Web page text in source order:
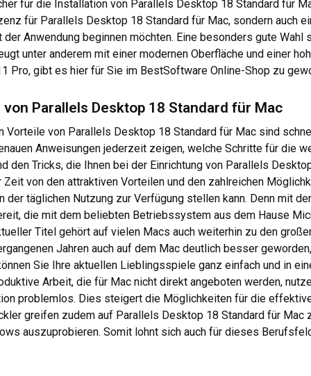
für die Installation von Parallels Desktop 18 Standard für
für Parallels Desktop 18 Standard für Mac, sondern auch
Anwendung beginnen möchten. Eine besonders gute
unter anderem mit einer modernen Oberfläche und einer
Pro, gibt es hier für Sie im BestSoftware Online-Shop zu
Parallels Desktop 18 Standard für Mac
Vorteile von Parallels Desktop 18 Standard für Mac sind
Anweisungen jederzeit zeigen, welche Schritte für die
den Tricks, die Ihnen bei der Einrichtung von Parallels
von den attraktiven Vorteilen und den zahlreichen
der täglichen Nutzung zur Verfügung stellen kann. Denn mit
die mit dem beliebten Betriebssystem aus dem Hause
Titel gehört auf vielen Macs auch weiterhin zu den
Jahren auch auf dem Mac deutlich besser
Sie Ihre aktuellen Lieblingsspiele ganz einfach und in
Arbeit, die für Mac nicht direkt angeboten werden,
problemlos. Dies steigert die Möglichkeiten für die
greifen zudem auf Parallels Desktop 18 Standard für Mac
auszuprobieren. Somit lohnt sich auch für dieses